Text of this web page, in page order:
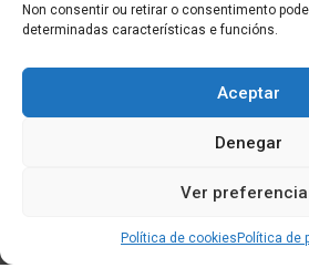
Non consentir ou retirar o consentimento
determinadas características e funcións.
Aceptar
Denegar
Ver
Política de cookies Política de